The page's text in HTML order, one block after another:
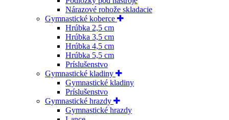
Nárazové rohože skladacie
Gymnastické koberce
Hrúbka 2,5 cm
Hrúbka 3,5 cm
Hrúbka 4,5 cm
Hrúbka 5,5 cm
Príslušenstvo
Gymnastické kladiny
Gymnastické kladiny
Príslušenstvo
Gymnastické hrazdy
Gymnastické hrazdy